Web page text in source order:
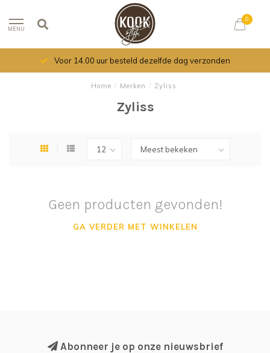
MENU
0
Voor 14.00 uur besteld dezelfde dag verzonden
Home / Merken / Zyliss
Zyliss
Geen producten gevonden!
GA VERDER MET WINKELEN
Abonneer je op onze nieuwsbrief